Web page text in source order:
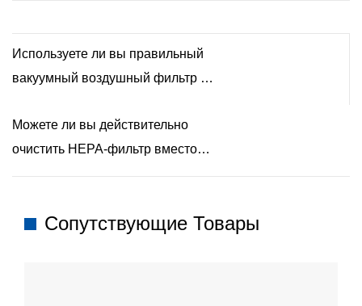
Используете ли вы правильный
вакуумный воздушный фильтр и
защитить ваш дом?
Можете ли вы действительно
очистить HEPA-фильтр вместо
его замены?
Сопутствующие Товары